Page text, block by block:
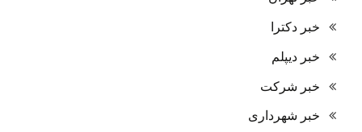
خبر دکترا
خبر دیپلم
خبر شرکت
خبر شهرداری